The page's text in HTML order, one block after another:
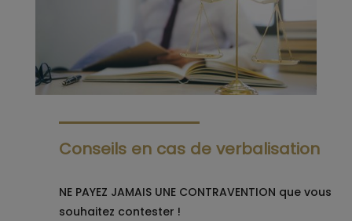
Conseils en cas de verbalisation
NE PAYEZ JAMAIS UNE CONTRAVENTION que vous
souhaitez contester !